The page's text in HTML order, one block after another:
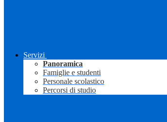
Servizi
Panoramica
Famiglie e studenti
Personale scolastico
Percorsi di studio